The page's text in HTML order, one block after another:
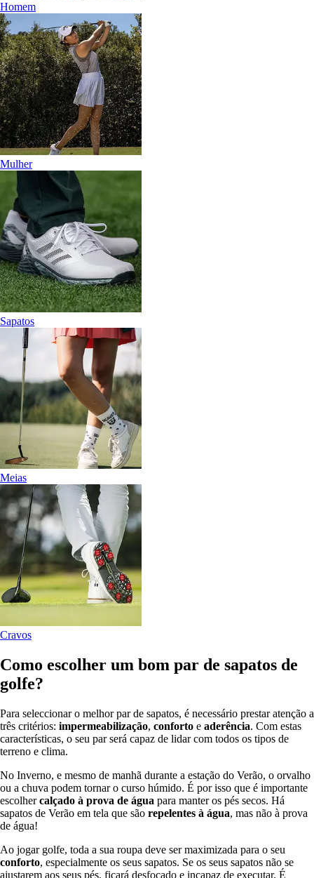
Homem
Mulher
Sapatos
Meias
Cravos
Como escolher um bom par de sapatos de
golfe?
Para seleccionar o melhor par de sapatos, é necessário prestar atenção a
três critérios: impermeabilização, conforto e aderência. Com estas
características, o seu par será capaz de lidar com todos os tipos de
terreno e clima.
No Inverno, e mesmo de manhã durante a estação do Verão, o orvalho
ou a chuva podem tornar o curso húmido. É por isso que é importante
escolhercalçado à prova de água para manter os pés secos. Há
sapatos de Verão em tela que são repelentes à água, mas não à prova
de água!
Ao jogar golfe, toda a sua roupa deve ser maximizada para o seu
conforto, especialmente os seus sapatos. Se os seus sapatos não se
ajustarem aos seus pés, ficará desfocado e incapaz de executar. É